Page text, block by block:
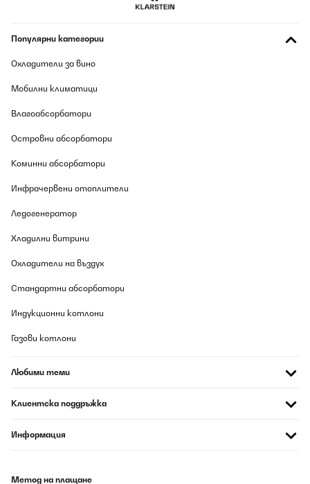
Превод
Sehr zufrieden
Molto bello esteticamente e funziona bene
Steht oben
Amazon-Benutzer
Популярни категории
Охладители за вино
Мобилни климатици
Влагоабсорбатори
Островни абсорбатори
Коминни абсорбатори
Инфрачервени отоплители
Ледогенератор
Хладилни витрини
Охладители на въздух
Стандартни абсорбатори
Индукционни котлони
Газови котлони
Любими теми
Клиентска поддръжка
Информация
Метод на плащане